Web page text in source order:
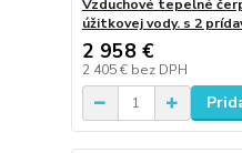
Vzduchové tepelné
úžitkovej vody. s 2
2 958 €
2 405 € bez DPH